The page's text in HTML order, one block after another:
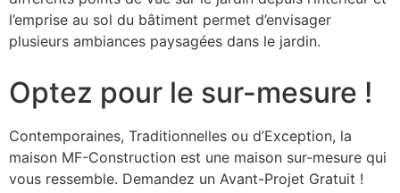
l’emprise au sol du bâtiment permet d’envisager
plusieurs ambiances paysagées dans le jardin.
Optez pour le sur-mesure !
Contemporaines, Traditionnelles ou d’Exception, la
maison MF-Construction est une maison sur-mesure qui
vous ressemble. Demandez un Avant-Projet Gratuit !